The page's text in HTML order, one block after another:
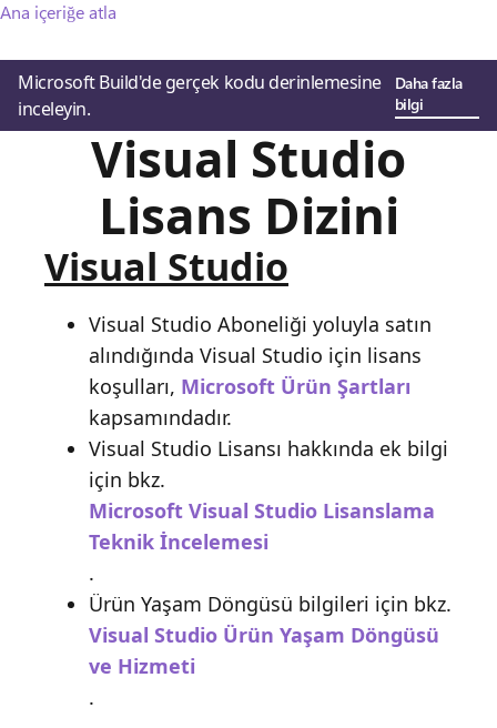
Ana içeriğe atla
Microsoft Build'de gerçek kodu derinlemesine
inceleyin.
Daha fazla
bilgi
Visual Studio
Lisans Dizini
Visual Studio
Visual Studio Aboneliği yoluyla satın
alındığında Visual Studio için lisans
koşulları, Microsoft Ürün Şartları
kapsamındadır.
Visual Studio Lisansı hakkında ek bilgi
için bkz.
Microsoft Visual Studio Lisanslama
Teknik İncelemesi
.
Ürün Yaşam Döngüsü bilgileri için bkz.
Visual Studio Ürün Yaşam Döngüsü
ve Hizmeti
.